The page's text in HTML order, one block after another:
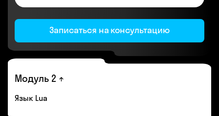
Записаться на консультацию
Модуль 2
Язык Lua